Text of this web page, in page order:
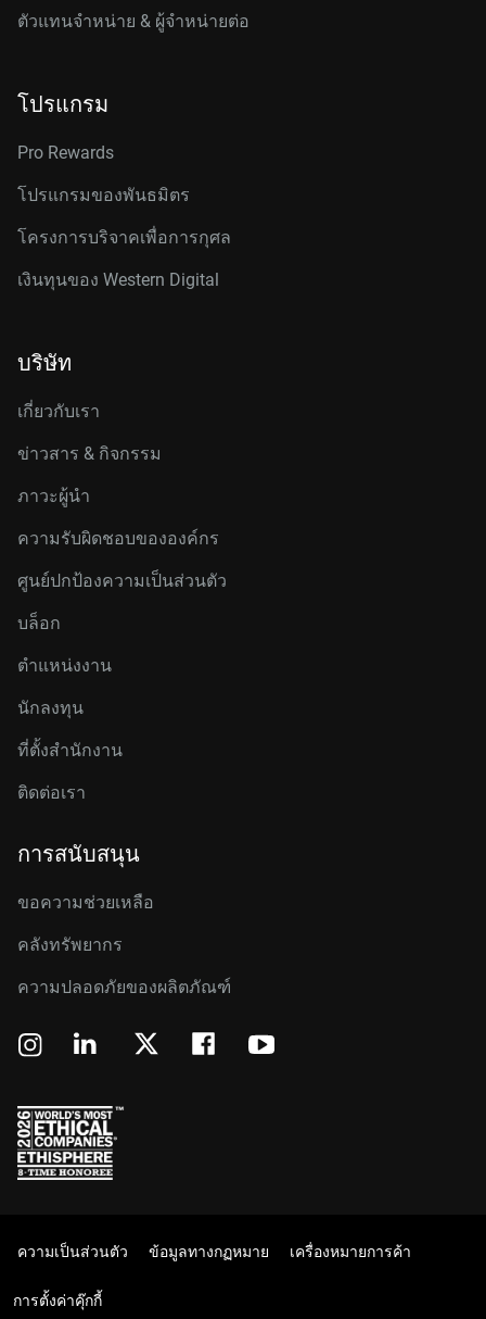
ตัวแทนจำหน่าย & ผู้จำหน่ายต่อ
โปรแกรม
Pro Rewards
โปรแกรมของพันธมิตร
โครงการบริจาคเพื่อการกุศล
เงินทุนของ Western Digital
บริษัท
เกี่ยวกับเรา
ข่าวสาร & กิจกรรม
ภาวะผู้นำ
ความรับผิดชอบขององค์กร
ศูนย์ปกป้องความเป็นส่วนตัว
บล็อก
ตำแหน่งงาน
นักลงทุน
ที่ตั้งสำนักงาน
ติดต่อเรา
การสนับสนุน
ขอความช่วยเหลือ
คลังทรัพยากร
ความปลอดภัยของผลิตภัณฑ์
ความเป็นส่วนตัว ข้อมูลทางกฏหมาย เครื่องหมายการค้า
การตั้งค่าคุ๊กกี้